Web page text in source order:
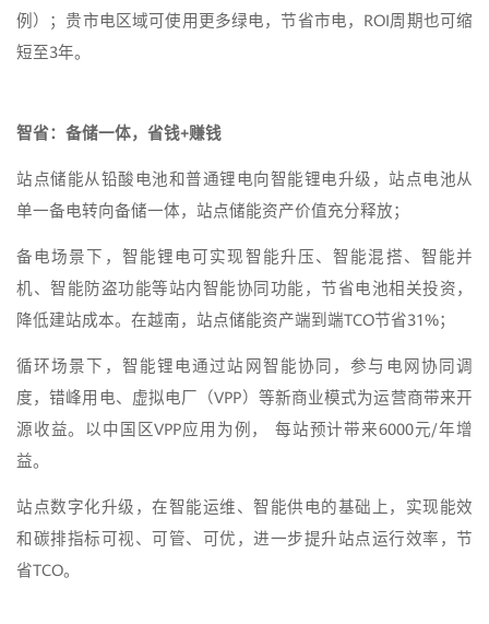
例）；贵市电区域可使用更多绿电，节省市电，ROI周期也可缩
短至3年。
智省：备储一体，省钱+赚钱
站点储能从铅酸电池和普通锂电向智能锂电升级，站点电池从
单一备电转向备储一体，站点储能资产价值充分释放；
备电场景下，智能锂电可实现智能升压、智能混搭、智能并
机、智能防盗功能等站内智能协同功能，节省电池相关投资，
降低建站成本。在越南，站点储能资产端到端TCO节省31%；
循环场景下，智能锂电通过站网智能协同，参与电网协同调
度，错峰用电、虚拟电厂（VPP）等新商业模式为运营商带来开
源收益。以中国区VPP应用为例， 每站预计带来6000元/年增
益。
站点数字化升级，在智能运维、智能供电的基础上，实现能效
和碳排指标可视、可管、可优，进一步提升站点运行效率，节
省TCO。